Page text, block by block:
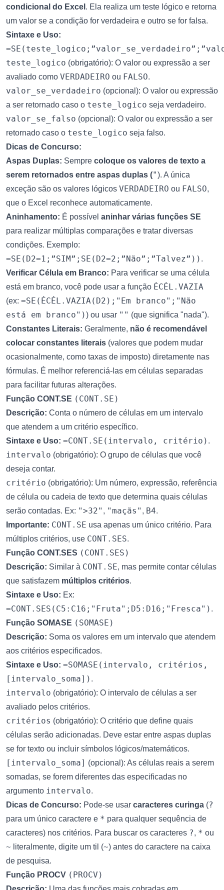
condicional do Excel . Ela realiza um teste lógico e retorna
um valor se a condição for verdadeira e outro se for falsa.
Sintaxe e Uso:
teste_logico (obrigatório): O valor ou expressão a ser
avaliado como VERDADEIRO ou FALSO.
valor_se_verdadeiro (opcional): O valor ou expressão
a ser retornado caso o teste_logico seja verdadeiro.
valor_se_falso (opcional): O valor ou expressão a ser
retornado caso o teste_logico seja falso.
Dicas de Concurso:
Aspas Duplas: Sempre coloque os valores de texto a
serem retornados entre aspas duplas ("). A única
exceção são os valores lógicos VERDADEIRO ou FALSO,
que o Excel reconhece automaticamente.
Aninhamento: É possível aninhar várias funções SE
para realizar múltiplas comparações e tratar diversas
condições. Exemplo:
=SE(D2=1;”SIM”;SE(D2=2;”Não”;”Talvez”)) .
Verificar Célula em Branco: Para verificar se uma célula
está em branco, você pode usar a função ÉCÉL.VAZIA
(ex: =SE(ÉCÉL.VAZIA(D2);"Em branco";"Não
está em branco")) ou usar "" (que significa "nada").
Constantes Literais: Geralmente, não é recomendável
colocar constantes literais (valores que podem mudar
ocasionalmente, como taxas de imposto) diretamente nas
fórmulas. É melhor referenciá-las em células separadas
para facilitar futuras alterações.
Função CONT.SE (CONT.SE)
Descrição: Conta o número de células em um intervalo
que atendem a um critério específico.
Sintaxe e Uso: =CONT.SE(intervalo, critério) .
intervalo (obrigatório): O grupo de células que você
deseja contar.
critério (obrigatório): Um número, expressão, referência
de célula ou cadeia de texto que determina quais células
serão contadas. Ex: ">32" , "maçãs" , B4.
Importante: CONT.SE usa apenas um único critério. Para
múltiplos critérios, use CONT.SES.
Função CONT.SES (CONT.SES)
Descrição: Similar à CONT.SE, mas permite contar células
que satisfazem múltiplos critérios.
Sintaxe e Uso: Ex:
=CONT.SES(C5:C16;"Fruta";D5:D16;"Fresca") .
Função SOMASE (SOMASE)
Descrição: Soma os valores em um intervalo que atendem
aos critérios especificados.
Sintaxe e Uso: =SOMASE(intervalo, critérios,
[intervalo_soma]) .
intervalo (obrigatório): O intervalo de células a ser
avaliado pelos critérios.
critérios (obrigatório): O critério que define quais
células serão adicionadas. Deve estar entre aspas duplas
se for texto ou incluir símbolos lógicos/matemáticos.
[intervalo_soma] (opcional): As células reais a serem
somadas, se forem diferentes das especificadas no
argumento intervalo.
Dicas de Concurso: Pode-se usar caracteres curinga (?
para um único caractere e * para qualquer sequência de
caracteres) nos critérios. Para buscar os caracteres ?, * ou
~ literalmente, digite um til (~) antes do caractere na caixa
de pesquisa.
Função PROCV (PROCV)